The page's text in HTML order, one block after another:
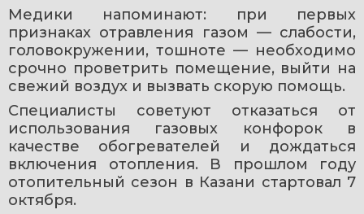
Медики напоминают: при первых
признаках отравления газом — слабости,
головокружении, тошноте — необходимо
срочно проветрить помещение, выйти на
свежий воздух и вызвать скорую помощь.
Специалисты советуют отказаться от
использования газовых конфорок в
качестве обогревателей и дождаться
включения отопления. В прошлом году
отопительный сезон в Казани стартовал 7
октября.